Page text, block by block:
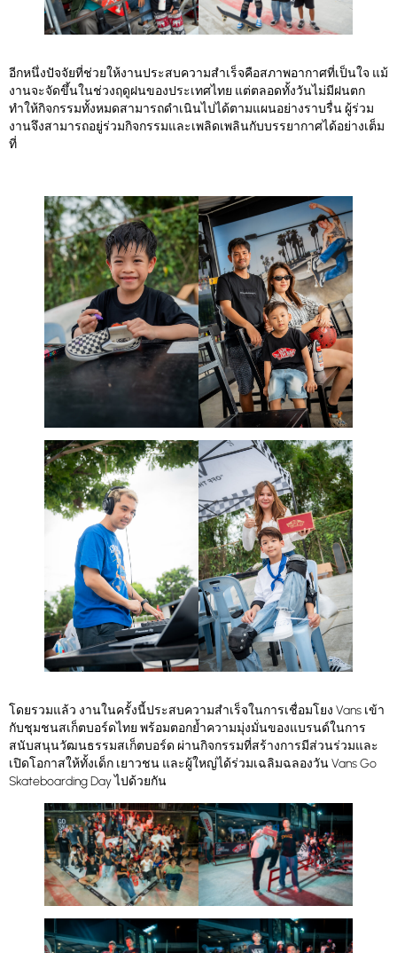
อีกหนึ่งปัจจัยที่ช่วยให้งานประสบความสำเร็จคือสภาพอากาศที่เป็นใจ แม้
งานจะจัดขึ้นในช่วงฤดูฝนของประเทศไทย แต่ตลอดทั้งวันไม่มีฝนตก
ทำให้กิจกรรมทั้งหมดสามารถดำเนินไปได้ตามแผนอย่างราบรื่น ผู้ร่วม
งานจึงสามารถอยู่ร่วมกิจกรรมและเพลิดเพลินกับบรรยากาศได้อย่างเต็ม
ที่
โดยรวมแล้ว งานในครั้งนี้ประสบความสำเร็จในการเชื่อมโยง Vans เข้า
กับชุมชนสเก็ตบอร์ดไทย พร้อมตอกย้ำความมุ่งมั่นของแบรนด์ในการ
สนับสนุนวัฒนธรรมสเก็ตบอร์ด ผ่านกิจกรรมที่สร้างการมีส่วนร่วมและ
เปิดโอกาสให้ทั้งเด็ก เยาวชน และผู้ใหญ่ได้ร่วมเฉลิมฉลองวัน Vans Go
Skateboarding Day ไปด้วยกัน